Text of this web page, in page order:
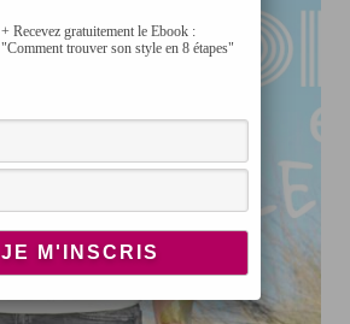
+ Recevez gratuitement le Ebook :
"Comment trouver son style en 8 étapes"